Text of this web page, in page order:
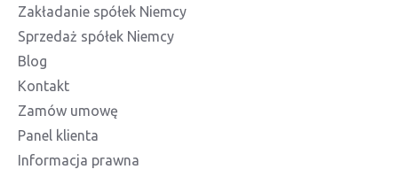
Zakładanie spółek Niemcy
Sprzedaż spółek Niemcy
Blog
Kontakt
Zamów umowę
Panel klienta
Informacja prawna